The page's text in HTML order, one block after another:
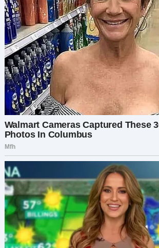
Дом был освещен. Сначала она
потом увидела уже знакомых
женщину, а они заходили во двор.
что забыли у старого больного
выскочила из машины и побежала
ними. Вбежала во двор и поняла,
смущало. Это была музыка.
жил немного на отшибе, и Света
услышала мелодию и только сейчас
домов рядом больше нет и звучать
она сейчас и поняла, когда
веселящуюся компанию во дворе.
встала? Проходи, не стесняйся.
заставил ее вздрогнуть. Она
стоял мужчина лет шестидесяти,
трезвый, зато очень улыбчивый.
— Я… Я… — Света ничего